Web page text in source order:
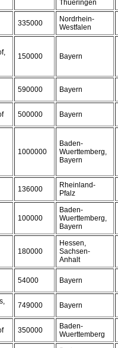
Thueringen
335000
Nordrhein-
Westfalen
150000 Bayern
590000 Bayern
500000 Bayern
1000000
Baden-
Wuerttemberg,
Bayern
136000
Rheinland-
Pfalz
100000
Baden-
Wuerttemberg,
Bayern
180000
Hessen,
Sachsen-
Anhalt
54000 Bayern
749000 Bayern
350000
Baden-
Wuerttemberg